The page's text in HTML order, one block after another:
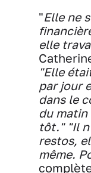
"Elle ne
elle
"Elle
par jour
dans le
du
tôt." "Il
restos,
même.